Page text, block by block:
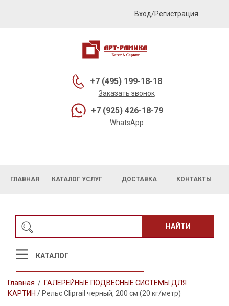
Вход/Регистрация
+7 (495) 199-18-18
Заказать звонок
+7 (925) 426-18-79
WhatsApp
ГЛАВНАЯ КАТАЛОГ УСЛУГ ДОСТАВКА КОНТАКТЫ
НАЙТИ
КАТАЛОГ
Главная / ГАЛЕРЕЙНЫЕ ПОДВЕСНЫЕ СИСТЕМЫ ДЛЯ
КАРТИН / Рельс Cliprail черный, 200 см (20 кг/метр)